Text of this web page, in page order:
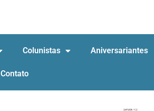
Colunistas Aniversariantes
Contato